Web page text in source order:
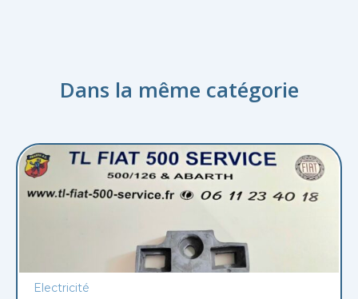
Dans la même catégorie
Electricité